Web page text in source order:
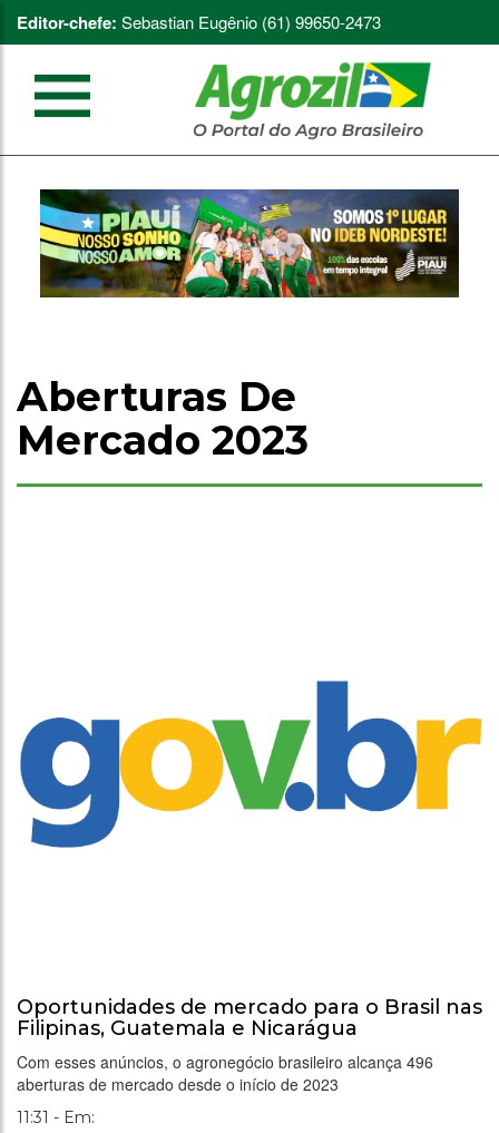
Editor-chefe: Sebastian Eugênio (61) 99650-2473
Aberturas De
Mercado 2023
Oportunidades de mercado para o Brasil nas
Filipinas, Guatemala e Nicarágua
Com esses anúncios, o agronegócio brasileiro alcança 496
aberturas de mercado desde o início de 2023
11:31 - Em: